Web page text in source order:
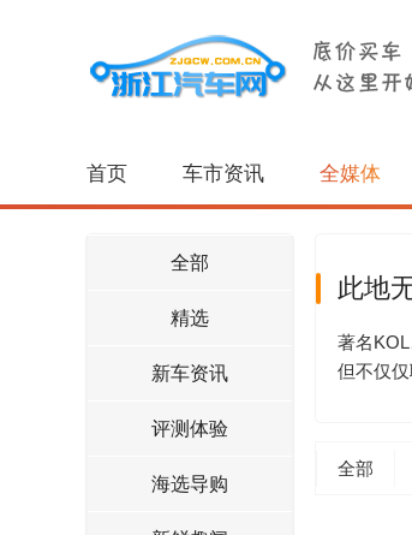
首页 车市资讯 全媒体
全部
精选
新车资讯
评测体验
海选导购
此地
著名
但不仅
全部